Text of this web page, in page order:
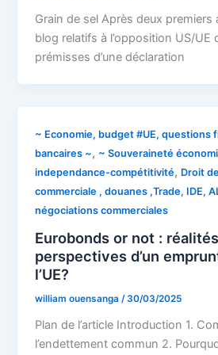
Grain de sel Après deux premiers
blog relatifs à l’opposition US/UE
prémisses d’une déclaration
~ Economie, budget #UE, questions
bancaires ~, ~ Souveraineté
independance-compétitivité, Droit
commerciale , douanes ,Trade, IDE,
négociations commerciales
Eurobonds or not :
perspectives d’un
l’UE?
william ouensanga/30/03/2025
Plan de l’article Introduction 1.
l’endettement commun 2.